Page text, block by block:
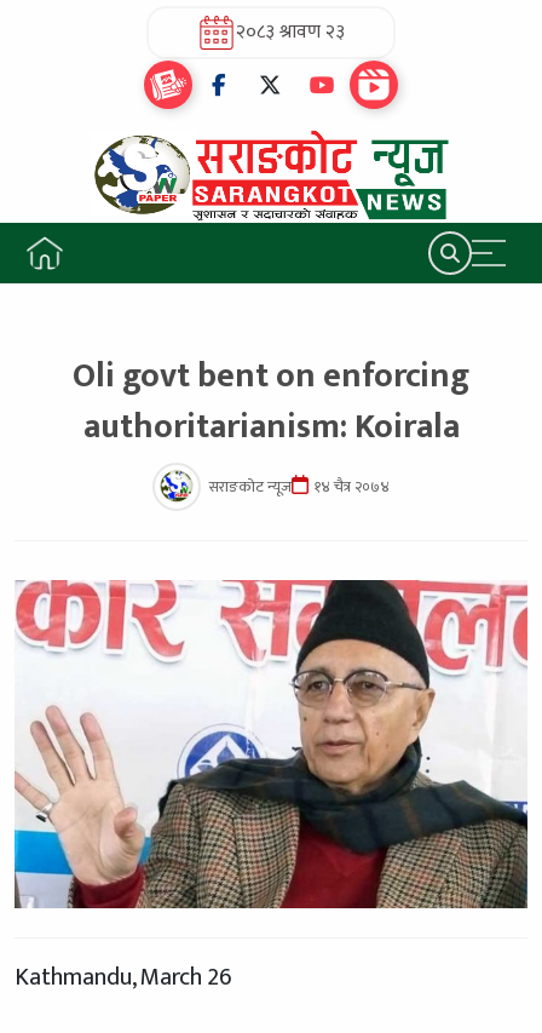
२०८३ श्रावण २३
Oli govt bent on enforcing
authoritarianism: Koirala
सराङकोट न्यूज १४ चैत्र २०७४
Kathmandu, March 26